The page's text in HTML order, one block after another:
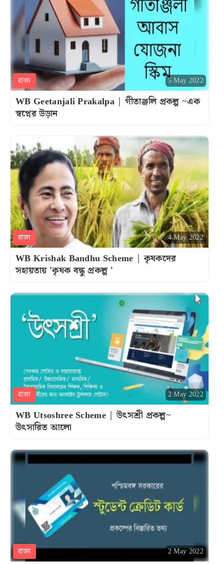
রাজ্য 5 May 2022
WB Geetanjali Prakalpa | গীতাঞ্জলি প্রকল্প ~এক
স্বপ্নের উড়ান
রাজ্য 4 May 2022
WB Krishak Bandhu Scheme | কৃষকদের
সহায়তায় 'কৃষক বন্ধু প্রকল্প '
রাজ্য 2 May 2022
WB Utsoshree Scheme | উৎসশ্রী প্রকল্প~
উৎসারিত আলো
রাজ্য 2 May 2022